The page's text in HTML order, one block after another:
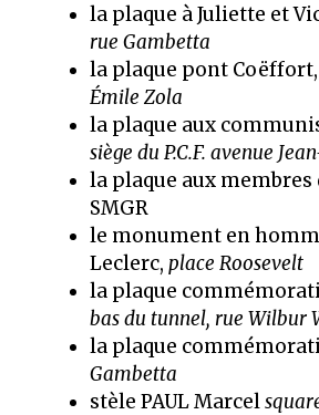
la plaque à Juliette et
rue Gambetta
la plaque pont Coëffort,
Émile Zola
la plaque aux
siège du P.C.F. avenue
la plaque aux
SMGR
le monument en
Leclerc, place Roosevelt
la plaque
bas du tunnel, rue Wilbur
la plaque
Gambetta
stèle PAUL Marcel